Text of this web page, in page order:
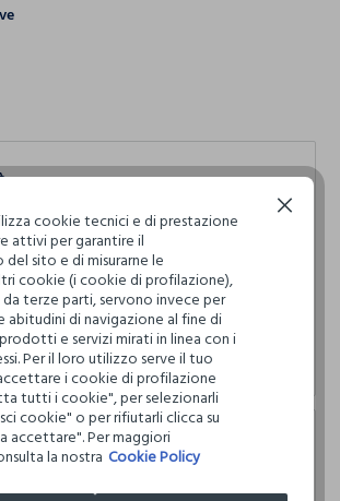
carino ed ordinato. Trivi tutto cio che
suddiviso , abbigliamento in puro
convenientissimi periodo di
del posto ma vado di proposito al
Naxos. Il personale gentile e
cookie tecnici e di prestazione
attivi per garantire il
sito e di misurarne le
cookie (i cookie di profilazione),
terze parti, servono invece per
abitudini di navigazione al fine di
e servizi mirati in linea con i
Per il loro utilizzo serve il tuo
i cookie di profilazione
tutti i cookie", per selezionarli
cookie" o per rifiutarli clicca su
accettare". Per maggiori
la nostra Cookie Policy
Continua senza accettare